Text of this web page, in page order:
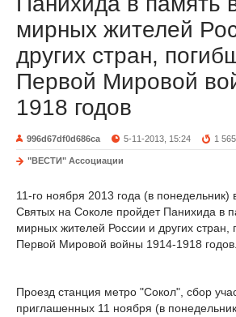
мирных жителей
других стран,
Первой Мировой
1918 годов
996d67df0d686ca 5-11-2013, 15:24 1 565
"ВЕСТИ" Ассоциации
11-го ноября 2013 года (в
Святых на Соколе пройдет Панихида в
мирных жителей России и других стран,
Первой Мировой войны 1914-1918 годов.
Проезд станция метро "Сокол", сбор
приглашенных 11 ноября (в